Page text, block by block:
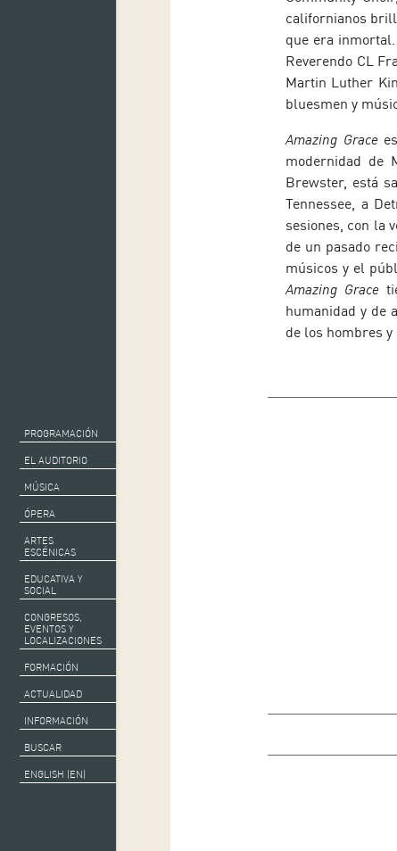
PROGRAMACIÓN
EL AUDITORIO
MÚSICA
ÓPERA
ARTES
ESCÉNICAS
EDUCATIVA Y
SOCIAL
CONGRESOS,
EVENTOS Y
LOCALIZACIONES
FORMACIÓN
ACTUALIDAD
INFORMACIÓN
BUSCAR
ENGLISH (EN)
californianos
que era
Reverendo CL
Martin Luther
bluesmen y
Amazing Grace
modernidad de
Brewster, está
Tennessee, a
sesiones, con la
de un pasado
músicos y el
Amazing Grace
humanidad y de
de los hombres